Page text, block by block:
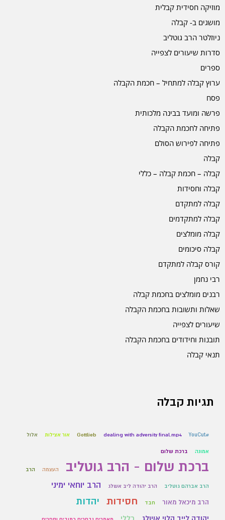
מוזיקה חסידית קבלית
מושגים ב- קבלה
ניוזלטר הרב גוטליב
סדרות שיעורים לצפייה
ספרים
ערוץ קבלה למתחיל – חכמת הקבלה
פסח
פרשה ומועד בבינה מלכותית
פתיחה לחכמת הקבלה
פתיחה לפירוש הסולם
קבלה
קבלה – חכמת קבלה – כללי
קבלה וחסידות
קבלה למתקדם
קבלה למתקדמים
קבלה מומלצים
קבלה סיכומים
קורס קבלה למתקדם
רבי נחמן
רבנים מומלצים בחכמת קבלה
שאלות ותשובות בחכמת הקבלה
שיעורים לצפייה
תובנות וחידודים בחכמת הקבלה
תנאי קבלה
תגיות קבלה
#YouCut
dealing with adversity final.mp4
Gottlieb אור אצילות אלול
אמונה ברכת שלום
ברכת שלום - הרב גוטליב העצמה הרב
הרב אברהם גוטליב הרב יהודה ליב אשלג הרב יוחאי ימיני
הרב מיכאל מאור חבד חסידות יהדות